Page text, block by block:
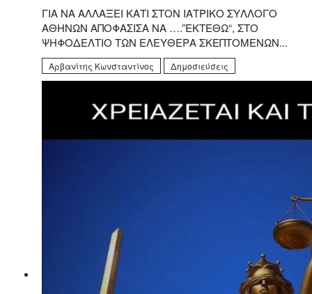
ΓΙΑ ΝΑ ΑΛΛΑΞΕΙ ΚΑΤΙ ΣΤΟΝ ΙΑΤΡΙΚΟ ΣΥΛΛΟΓΟ
ΑΘΗΝΩΝ ΑΠΟΦΑΣΙΣΑ ΝΑ ….”ΕΚΤΕΘΩ“, ΣΤΟ
ΨΗΦΟΔΕΛΤΙΟ ΤΩΝ ΕΛΕΥΘΕΡΑ ΣΚΕΠΤΟΜΕΝΩΝ...
Αρβανίτης Κωνσταντίνος Δημοσιεύσεις